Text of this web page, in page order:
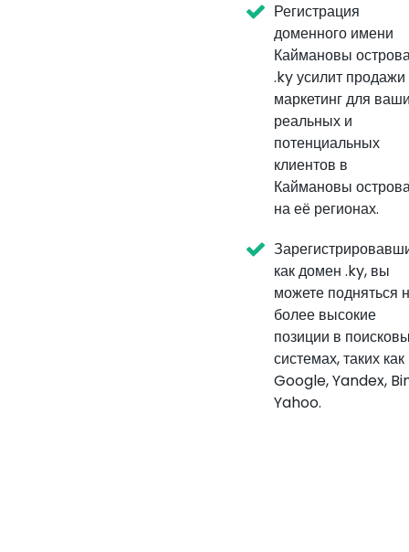
Регистрация
доменного имени
Каймановы
.ky усилит продажи
маркетинг для
реальных и
потенциальных
клиентов в
Каймановы
на её регионах.
как домен .ky, вы
можете подняться
более высокие
позиции в
системах, таких как
Google, Yandex,
Yahoo.